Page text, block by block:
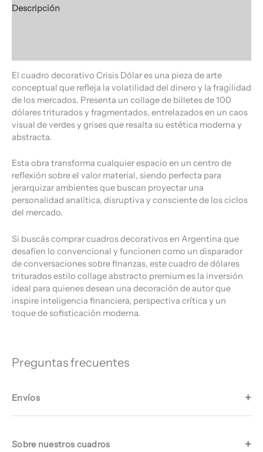
Descripción
El cuadro decorativo Crisis Dólar es una pieza de arte
conceptual que refleja la volatilidad del dinero y la fragilidad
de los mercados. Presenta un collage de billetes de 100
dólares triturados y fragmentados, entrelazados en un caos
visual de verdes y grises que resalta su estética moderna y
abstracta.
Esta obra transforma cualquier espacio en un centro de
reflexión sobre el valor material, siendo perfecta para
jerarquizar ambientes que buscan proyectar una
personalidad analítica, disruptiva y consciente de los ciclos
del mercado.
Si buscás comprar cuadros decorativos en Argentina que
desafíen lo convencional y funcionen como un disparador
de conversaciones sobre finanzas, este cuadro de dólares
triturados estilo collage abstracto premium es la inversión
ideal para quienes desean una decoración de autor que
inspire inteligencia financiera, perspectiva crítica y un
toque de sofisticación moderna.
Preguntas frecuentes
Envíos
Sobre nuestros cuadros